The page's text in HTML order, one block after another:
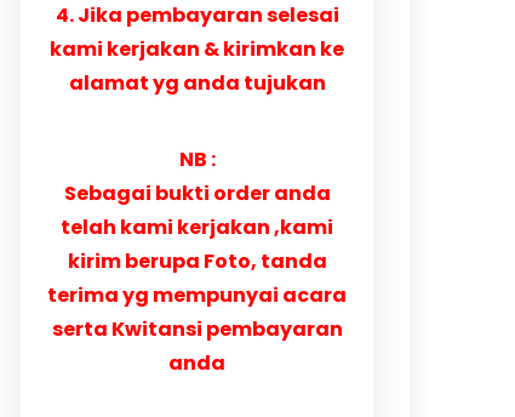
4. Jika pembayaran selesai
kami kerjakan & kirimkan ke
alamat yg anda tujukan
NB :
Sebagai bukti order anda
telah kami kerjakan ,kami
kirim berupa Foto, tanda
terima yg mempunyai acara
serta Kwitansi pembayaran
anda